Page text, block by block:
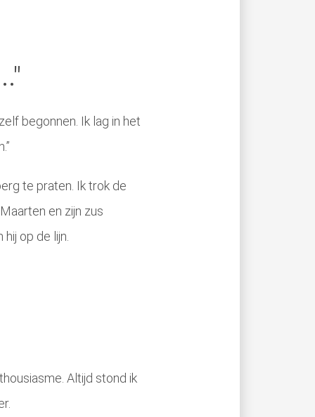
begonnen. Ik lag in het
te praten. Ik trok de
en zijn zus
op de lijn.
Altijd stond ik